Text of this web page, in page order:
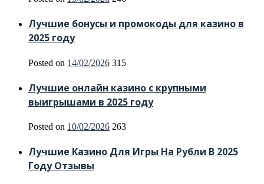
Лучшие бонусы и промокоды для казино в
2025 году
Posted on 14/02/2026 315
Лучшие онлайн казино с крупными
выигрышами в 2025 году
Posted on 10/02/2026 263
Лучшие Казино Для Игры На Рубли В 2025
Году Отзывы